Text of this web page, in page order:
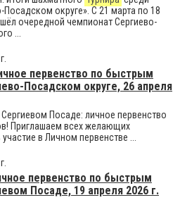
Посадском округе». С 21 марта по 18
очередной чемпионат Сергиево-
...
первенство по быстрым
Посадском округе, 26 апреля
Сергиевом Посаде: личное первенство
Приглашаем всех желающих
в Личном первенстве ...
первенство по быстрым
Посаде, 19 апреля 2026 г.